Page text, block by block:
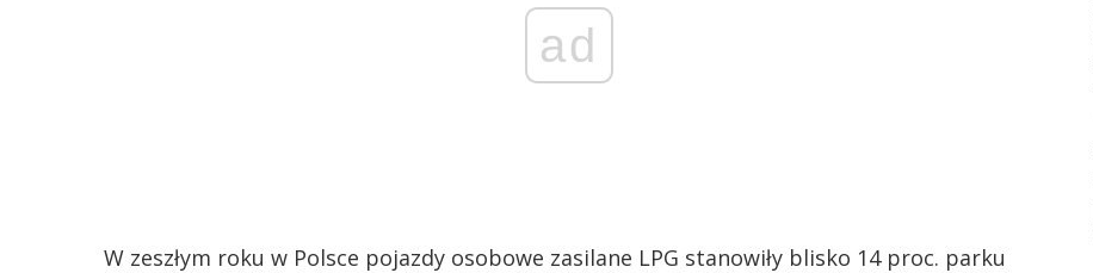
ad
W zeszłym roku w Polsce pojazdy osobowe zasilane LPG stanowiły blisko 14 proc. parku